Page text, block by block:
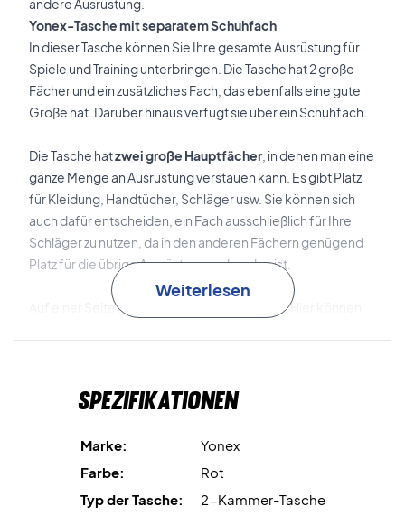
andere Ausrüstung.
Yonex-Tasche mit separatem Schuhfach
In dieser Tasche können Sie Ihre gesamte Ausrüstung für
Spiele und Training unterbringen. Die Tasche hat 2 große
Fächer und ein zusätzliches Fach, das ebenfalls eine gute
Größe hat. Darüber hinaus verfügt sie über ein Schuhfach.
Die Tasche hatzwei große Hauptfächer , in denen man eine
ganze Menge an Ausrüstung verstauen kann. Es gibt Platz
für Kleidung, Handtücher, Schläger usw. Sie können sich
auch dafür entscheiden, ein Fach ausschließlich für Ihre
Schläger zu nutzen, da in den anderen Fächern genügend
Platz für die übrige Ausrüstung vorhanden ist.
Auf einer Seite hat sie ein zusätzliches Fach. Hier können
Als letztes Fach hat die Tasche auchein Schuhfach.
vom Boden der Tasche aus öffnen. In diesem Fach können
Ausrüstung getrennt sind.
Weiterlesen
Spezifikationen
Marke:
Yonex
Farbe:
Rot
Typ der Tasche:
2-Kammer-Tasche